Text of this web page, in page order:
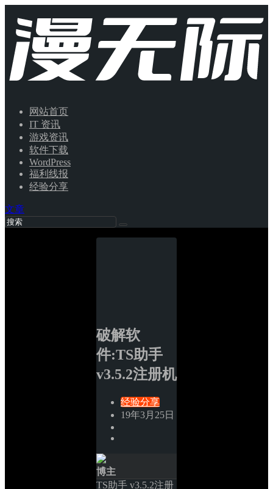
网站首页
IT 资讯
游戏资讯
软件下载
WordPress
福利线报
经验分享
文章
破解软
件:TS助手
v3.5.2注册机
经验分享
19年3月25日
博主
TS助手 v3.5.2注册